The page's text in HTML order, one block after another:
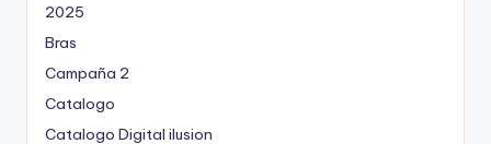
2025
Bras
Campaña 2
Catalogo
Catalogo Digital ilusion